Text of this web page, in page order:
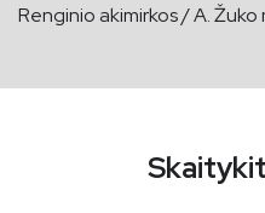
Renginio akimirkos / A.